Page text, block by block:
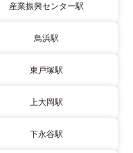
産業振興センター駅
鳥浜駅
東戸塚駅
上大岡駅
下永谷駅